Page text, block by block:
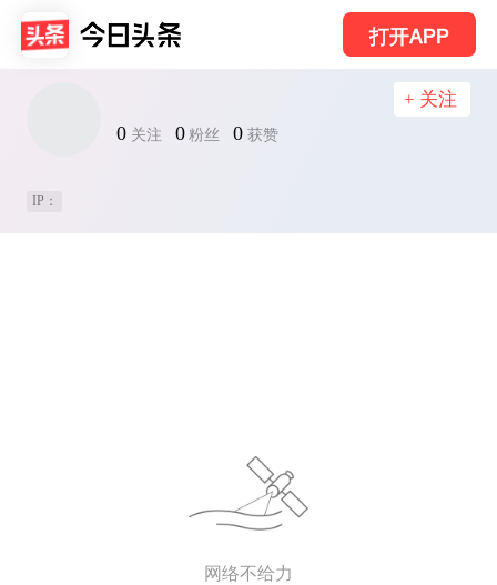
打开APP
0 关注 0 粉丝 0 获赞
+ 关注
IP：
网络不给力